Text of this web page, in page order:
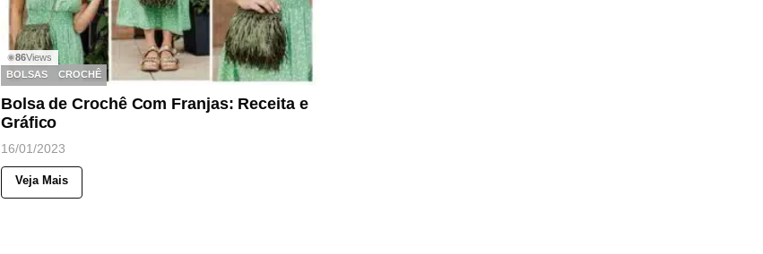
◉86Views
BOLSAS
CROCHÊ
Bolsa de Crochê Com Franjas: Receita e
Gráfico
16/01/2023
Veja Mais